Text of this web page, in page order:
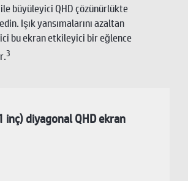
büyüleyici QHD çözünürlükte
Işık yansımalarını azaltan
bu ekran etkileyici bir eğlence
3
inç) diyagonal QHD ekran